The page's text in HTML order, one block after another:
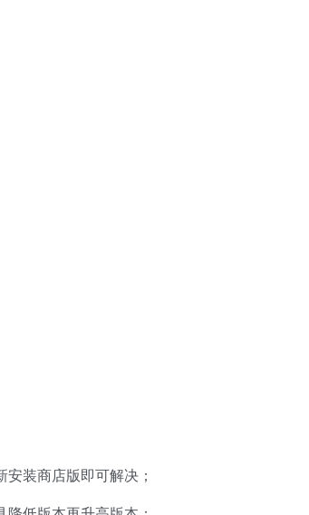
装商店版即可解决；